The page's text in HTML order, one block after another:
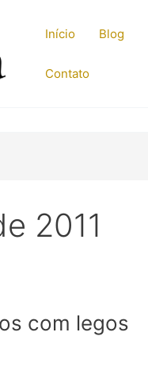
Início Blog
Contato
2011
com legos